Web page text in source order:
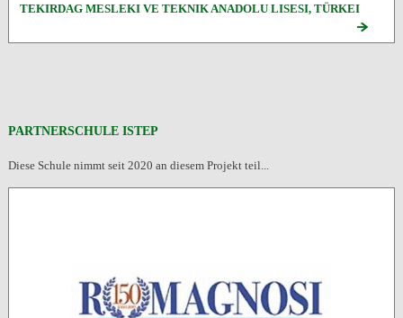
TEKIRDAG MESLEKI VE TEKNIK ANADOLU LISESI, TÜRKEI
PARTNERSCHULE ISTEP
Diese Schule nimmt seit 2020 an diesem Projekt teil...